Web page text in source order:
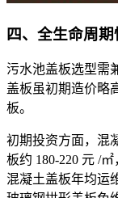
四、全生命周
污水池盖板选型需
盖板虽初期造价略
板。
初期投资方面，混
板约 180-220 元 /
混凝土盖板年均运